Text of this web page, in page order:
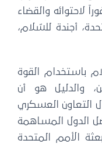
لاحتوائه والقضاء
أجندة للسّلام،
باستخدام القوة
والدليل هو أن
التعاون العسكري
الدول المساهمة
الأمم المتحدة